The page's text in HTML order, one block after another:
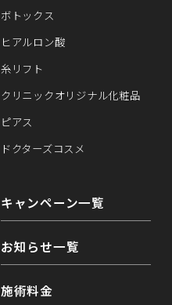
ボトックス
ヒアルロン酸
糸リフト
クリニックオリジナル化粧品
ピアス
ドクターズコスメ
キャンペーン一覧
お知らせ一覧
施術料金